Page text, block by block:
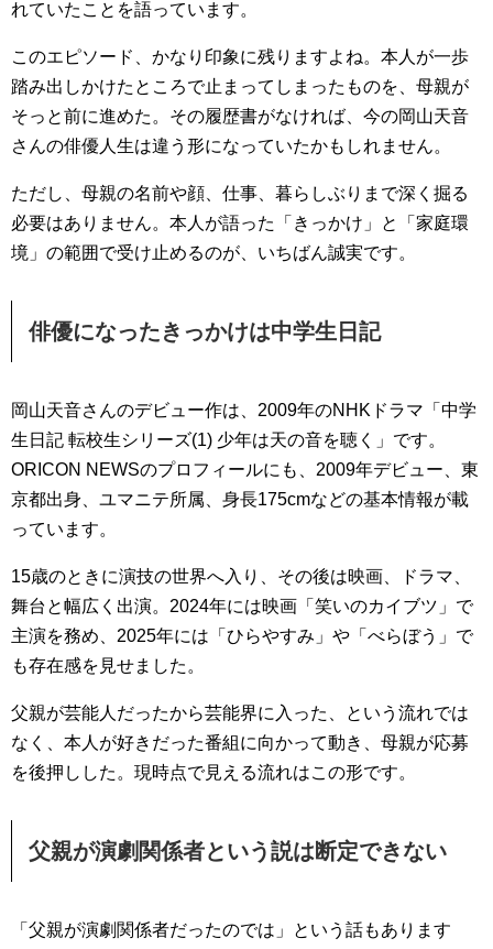
れていたことを語っています。
このエピソード、かなり印象に残りますよね。本人が一歩
踏み出しかけたところで止まってしまったものを、母親が
そっと前に進めた。その履歴書がなければ、今の岡山天音
さんの俳優人生は違う形になっていたかもしれません。
ただし、母親の名前や顔、仕事、暮らしぶりまで深く掘る
必要はありません。本人が語った「きっかけ」と「家庭環
境」の範囲で受け止めるのが、いちばん誠実です。
俳優になったきっかけは中学生日記
岡山天音さんのデビュー作は、2009年のNHKドラマ「中学
生日記 転校生シリーズ(1) 少年は天の音を聴く」です。
ORICON NEWSのプロフィールにも、2009年デビュー、東
京都出身、ユマニテ所属、身長175cmなどの基本情報が載
っています。
15歳のときに演技の世界へ入り、その後は映画、ドラマ、
舞台と幅広く出演。2024年には映画「笑いのカイブツ」で
主演を務め、2025年には「ひらやすみ」や「べらぼう」で
も存在感を見せました。
父親が芸能人だったから芸能界に入った、という流れでは
なく、本人が好きだった番組に向かって動き、母親が応募
を後押しした。現時点で見える流れはこの形です。
父親が演劇関係者という説は断定できない
「父親が演劇関係者だったのでは」という話もあります